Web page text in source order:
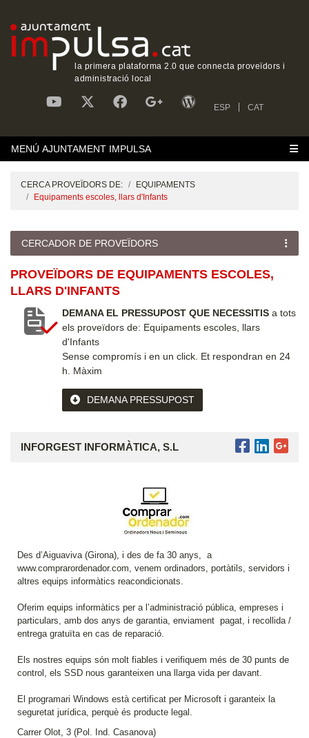
la primera plataforma 2.0 que connecta proveïdors i
administració local
ESP CAT
MENÚ AJUNTAMENT IMPULSA
CERCA PROVEÏDORS DE:
EQUIPAMENTS
Equipaments escoles, llars d'Infants
CERCADOR DE PROVEÏDORS
PROVEÏDORS DE EQUIPAMENTS ESCOLES,
LLARS D'INFANTS
DEMANA EL PRESSUPOST QUE NECESSITISa tots
els proveïdors de: Equipaments escoles, llars
d'Infants
Sense compromís i en un click. Et respondran en 24
h. Màxim
DEMANA PRESSUPOST
INFORGEST INFORMÀTICA, S.L
Des d’Aiguaviva (Girona), i des de fa 30 anys, a
www.comprarordenador.com, venem ordinadors, portàtils, servidors i
altres equips informàtics reacondicionats.
Oferim equips informàtics per a l’administració pública, empreses i
particulars, amb dos anys de garantia, enviament pagat, i recollida /
entrega gratuïta en cas de reparació.
Els nostres equips són molt fiables i verifiquem més de 30 punts de
control, els SSD nous garanteixen una llarga vida per davant.
El programari Windows està certificat per Microsoft i garanteix la
seguretat jurídica, perquè és producte legal.
Carrer Olot, 3 (Pol. Ind. Casanova)